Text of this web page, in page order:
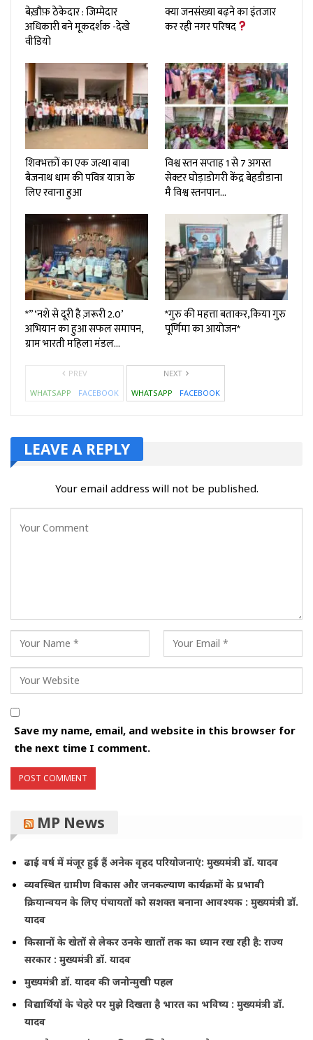
बेख़ौफ़ ठेकेदार : जिम्मेदार
अधिकारी बने मूकदर्शक -देखे
वीडियो
क्या जनसंख्या बढ़ने का इंतजार
कर रही नगर परिषद
शिवभक्तों का एक जत्था बाबा
बैजनाथ धाम की पवित्र यात्रा के
लिए रवाना हुआ
विश्व स्तन सप्ताह 1 से 7 अगस्त
सेक्टर घोड़ाडोगरी केंद्र बेहडीडाना
मै विश्व स्तनपान…
*”‘नशे से दूरी है ज़रूरी 2.0’
अभियान का हुआ सफल समापन,
ग्राम भारती महिला मंडल…
*गुरु की महत्ता बताकर,किया गुरु
पूर्णिमा का आयोजन*
PREV
WHATSAPP
FACEBOOK
NEXT
WHATSAPP
FACEBOOK
LEAVE A REPLY
Your email address will not be published.
Save my name, email, and website in this browser for
the next time I comment.
MP News
ढाई वर्ष में मंजूर हुई हैं अनेक वृहद परियोजनाएं: मुख्यमंत्री डॉ. यादव
व्यवस्थित ग्रामीण विकास और जनकल्याण कार्यक्रमों के प्रभावी
क्रियान्वयन के लिए पंचायतों को सशक्त बनाना आवश्यक : मुख्यमंत्री डॉ.
यादव
किसानों के खेतों से लेकर उनके खातों तक का ध्यान रख रही है: राज्य
सरकार : मुख्यमंत्री डॉ. यादव
मुख्यमंत्री डॉ. यादव की जनोन्मुखी पहल
विद्यार्थियों के चेहरे पर मुझे दिखता है भारत का भविष्य : मुख्यमंत्री डॉ.
यादव